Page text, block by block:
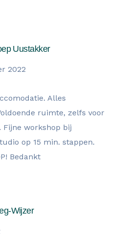
Uustakker
2022
Alles
ruimte, zelfs voor
Fijne workshop bij
op 15 min. stappen.
Bedankt
Wijzer